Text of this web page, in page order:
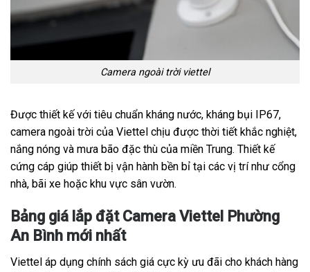
Camera ngoài trời viettel
Được thiết kế với tiêu chuẩn kháng nước, kháng bụi IP67,
camera ngoài trời của Viettel chịu được thời tiết khắc nghiệt,
nắng nóng và mưa bão đặc thù của miền Trung. Thiết kế
cứng cáp giúp thiết bị vận hành bền bỉ tại các vị trí như cổng
nhà, bãi xe hoặc khu vực sân vườn.
Bảng giá lắp đặt Camera Viettel Phường
An Bình mới nhất
Viettel áp dụng chính sách giá cực kỳ ưu đãi cho khách hàng